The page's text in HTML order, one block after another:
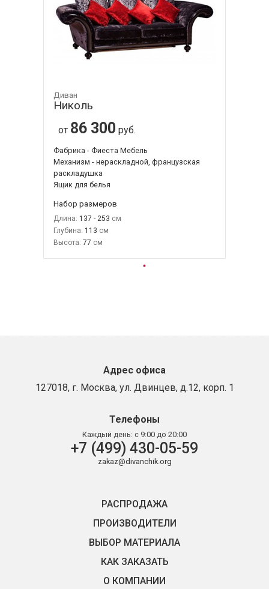
Диван
Николь
от 86 300 руб.
Фабрика - Фиеста Мебель
Механизм - нераскладной, французская
раскладушка
Ящик для белья
Набор размеров
Длина: 137 - 253
Глубина: 113
Высота: 77
Адрес офиса
127018, г. Москва, ул. Двинцев, д.12, корп. 1
Телефоны
Каждый день: с 9:00 до 20:00
+7 (499) 430-05-59
zakaz@divanchik.org
РАСПРОДАЖА
ПРОИЗВОДИТЕЛИ
ВЫБОР МАТЕРИАЛА
КАК ЗАКАЗАТЬ
О КОМПАНИИ